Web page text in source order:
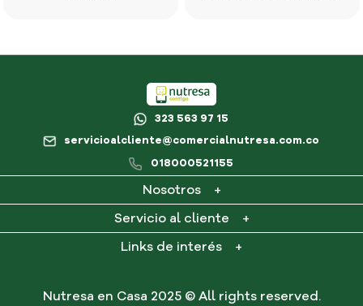
323 563 97 15
servicioalcliente@comercialnutresa.com.co
018000521155
Nosotros
+
¿Qué es Nutresa en casa?
Contacto
Servicio al cliente
+
Mi cuenta
Links de interés
+
Términos y condiciones
Nutresa en Casa 2025 © All rights reserved.